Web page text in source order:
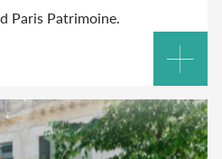
Paris Patrimoine.